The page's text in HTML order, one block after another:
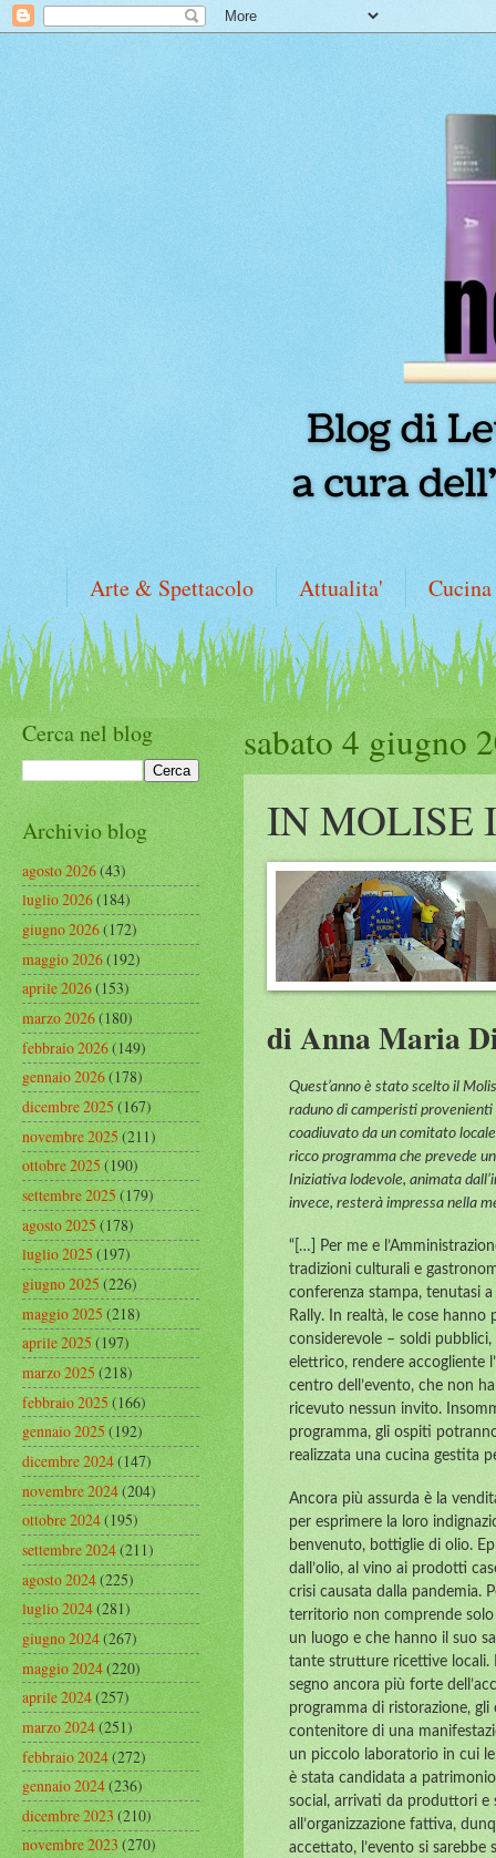
Arte & Spettacolo Attualita' Cucina
sabato 4 giugno
IN MOLISE
di Anna Maria
Quest’anno è stato scelto il
raduno di camperisti
coadiuvato da un comitato
ricco programma che prevede
Iniziativa lodevole, animata
invece, resterà impressa nella
“[…] Per me e
tradizioni culturali e
conferenza stampa, tenutasi
Rally. In realtà, le cose
considerevole – soldi
elettrico, rendere accogliente
centro dell’evento, che non
ricevuto nessun invito.
programma, gli ospiti
realizzata una cucina gestita
Ancora più assurda è la
per esprimere la loro
benvenuto, bottiglie di olio.
dall’olio, al vino ai prodotti
crisi causata dalla pandemia.
territorio non comprende solo
un luogo e che hanno il suo
tante strutture ricettive locali.
segno ancora più forte
programma di ristorazione,
contenitore di una
un piccolo laboratorio in cui le
è stata candidata a
social, arrivati da produttori e
all’organizzazione fattiva,
accettato, l’evento si
Cerca nel blog
Archivio blog
agosto 2026(43)
luglio 2026(184)
giugno 2026(172)
maggio 2026(192)
aprile 2026(153)
marzo 2026(180)
febbraio 2026(149)
gennaio 2026(178)
dicembre 2025(167)
novembre 2025(211)
ottobre 2025(190)
settembre 2025(179)
agosto 2025(178)
luglio 2025(197)
giugno 2025(226)
maggio 2025(218)
aprile 2025(197)
marzo 2025(218)
febbraio 2025(166)
gennaio 2025(192)
dicembre 2024(147)
novembre 2024(204)
ottobre 2024(195)
settembre 2024(211)
agosto 2024(225)
luglio 2024(281)
giugno 2024(267)
maggio 2024(220)
aprile 2024(257)
marzo 2024(251)
febbraio 2024(272)
gennaio 2024(236)
dicembre 2023(210)
novembre 2023(270)